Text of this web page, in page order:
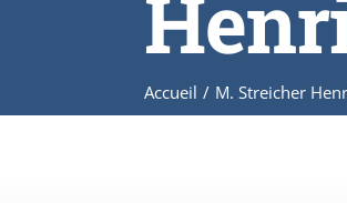
Accueil / M. Streicher